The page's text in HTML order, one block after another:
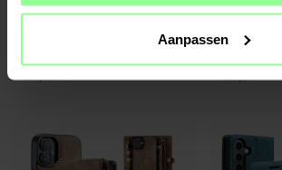
Aanpassen
Beschikbaar 2026-08-07
Multi-slot Hoesje Samsung
€ 29,95
Op voorraad
CaseMe -
€ 29,95